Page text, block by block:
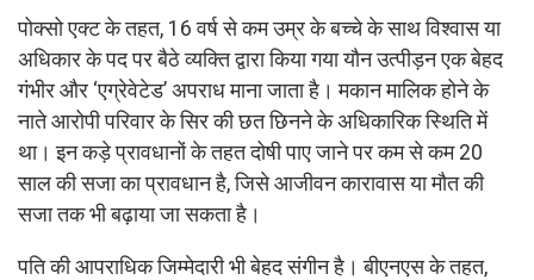
पोक्सो एक्ट के तहत, 16 वर्ष से कम उम्र के बच्चे के साथ विश्वास या
अधिकार के पद पर बैठे व्यक्ति द्वारा किया गया यौन उत्पीड़न एक बेहद
गंभीर और ‘एग्रेवेटेड’ अपराध माना जाता है। मकान मालिक होने के
नाते आरोपी परिवार के सिर की छत छिनने के अधिकारिक स्थिति में
था। इन कड़े प्रावधानों के तहत दोषी पाए जाने पर कम से कम 20
साल की सजा का प्रावधान है, जिसे आजीवन कारावास या मौत की
सजा तक भी बढ़ाया जा सकता है।
पति की आपराधिक जिम्मेदारी भी बेहद संगीन है। बीएनएस के तहत,